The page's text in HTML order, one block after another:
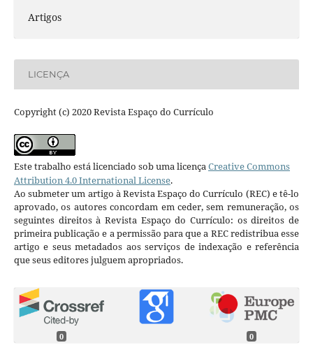
Artigos
LICENÇA
Copyright (c) 2020 Revista Espaço do Currículo
Este trabalho está licenciado sob uma licençaCreative Commons
Attribution 4.0 International License.
Ao submeter um artigo à Revista Espaço do Currículo (REC) e tê-lo
aprovado, os autores concordam em ceder, sem remuneração, os
seguintes direitos à Revista Espaço do Currículo: os direitos de
primeira publicação e a permissão para que a REC redistribua esse
artigo e seus metadados aos serviços de indexação e referência
que seus editores julguem apropriados.
0 0